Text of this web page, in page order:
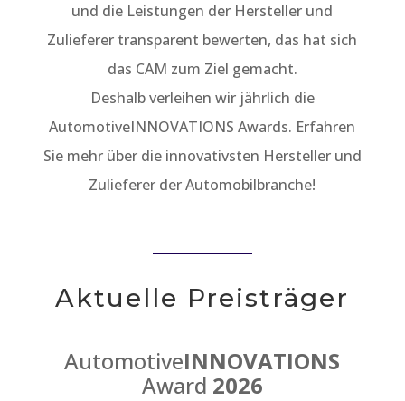
und die Leistungen der Hersteller und
Zulieferer transparent bewerten, das hat sich
das CAM zum Ziel gemacht.
Deshalb verleihen wir jährlich die
AutomotiveINNOVATIONS Awards. Erfahren
Sie mehr über die innovativsten Hersteller und
Zulieferer der Automobilbranche!
Aktuelle Preisträger
AutomotiveINNOVATIONS
Award 2026